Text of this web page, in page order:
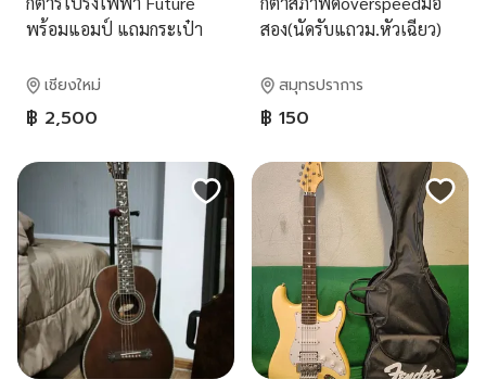
พร้อมแอมป์ แถมกระเป๋า
เชียงใหม่
฿ 2,500
สอง(นัดรับแถวม.หัวเฉียว)
สมุทรปราการ
฿ 150